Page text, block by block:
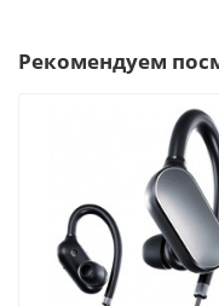
Рекомендуем